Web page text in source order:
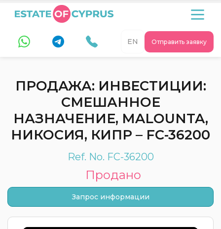
Отправить заявку
EN
ПРОДАЖА: ИНВЕСТИЦИИ:
СМЕШАННОЕ
НАЗНАЧЕНИЕ, MALOUNTA,
НИКОСИЯ, КИПР – FC-36200
Ref. No. FC-36200
Продано
Запрос информации